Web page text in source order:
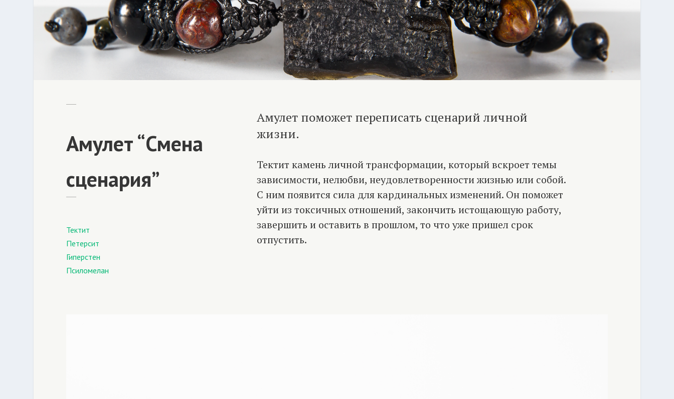
Амулет “Смена
сценария”
Тектит
Петерсит
Гиперстен
Псиломелан
Амулет поможет переписать сценарий личной
жизни.
Тектит камень личной трансформации, который вскроет темы
зависимости, нелюбви, неудовлетворенности жизнью или собой.
С ним появится сила для кардинальных изменений. Он поможет
уйти из токсичных отношений, закончить истощающую работу,
завершить и оставить в прошлом, то что уже пришел срок
отпустить.